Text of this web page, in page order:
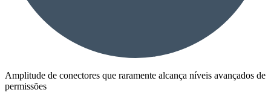
Amplitude de conectores que raramente alcança níveis avançados de
permissões